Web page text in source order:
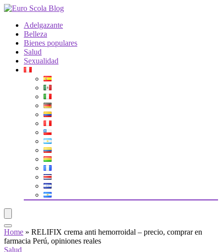
Adelgazante
Belleza
Bienes populares
Salud
Sexualidad
Home » RELIFIX crema anti hemorroidal – precio, comprar en
farmacia Perú, opiniones reales
Salud